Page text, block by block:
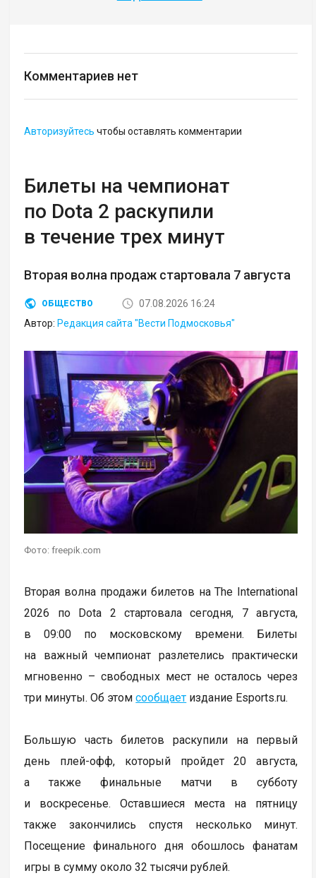
Комментариев нет
Авторизуйтесь чтобы оставлять комментарии
Билеты на чемпионат
по Dota 2 раскупили
в течение трех минут
Вторая волна продаж стартовала 7 августа
ОБЩЕСТВО
07.08.2026 16:24
Автор: Редакция сайта "Вести Подмосковья"
Фото: freepik.com
Вторая волна продажи билетов на The International
2026 по Dota 2 стартовала сегодня, 7 августа,
в 09:00 по московскому времени. Билеты
на важный чемпионат разлетелись практически
мгновенно – свободных мест не осталось через
три минуты. Об этомсообщает издание Esports.ru.
Большую часть билетов раскупили на первый
день плей-офф, который пройдет 20 августа,
а также финальные матчи в субботу
и воскресенье. Оставшиеся места на пятницу
также закончились спустя несколько минут.
Посещение финального дня обошлось фанатам
игры в сумму около 32 тысячи рублей.